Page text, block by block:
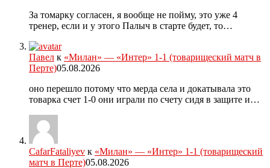
За томарку согласен, я вообще не пойму, это уже 4
тренер, если и у этого Палыч в старте будет, то…
Павел к «Милан» — «Интер» 1-1 (товарищеский матч в
Перте)05.08.2026
оно перешло потому что мерда села и докатывала это
товарка счет 1-0 они играли по счету сидя в защите и…
CafarFataliyev к «Милан» — «Интер» 1-1 (товарищеский
матч в Перте)05.08.2026